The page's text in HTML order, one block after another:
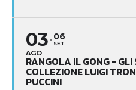
03
AGO
06
SET
RANGOLA IL GONG -
COLLEZIONE LUIGI
PUCCINI